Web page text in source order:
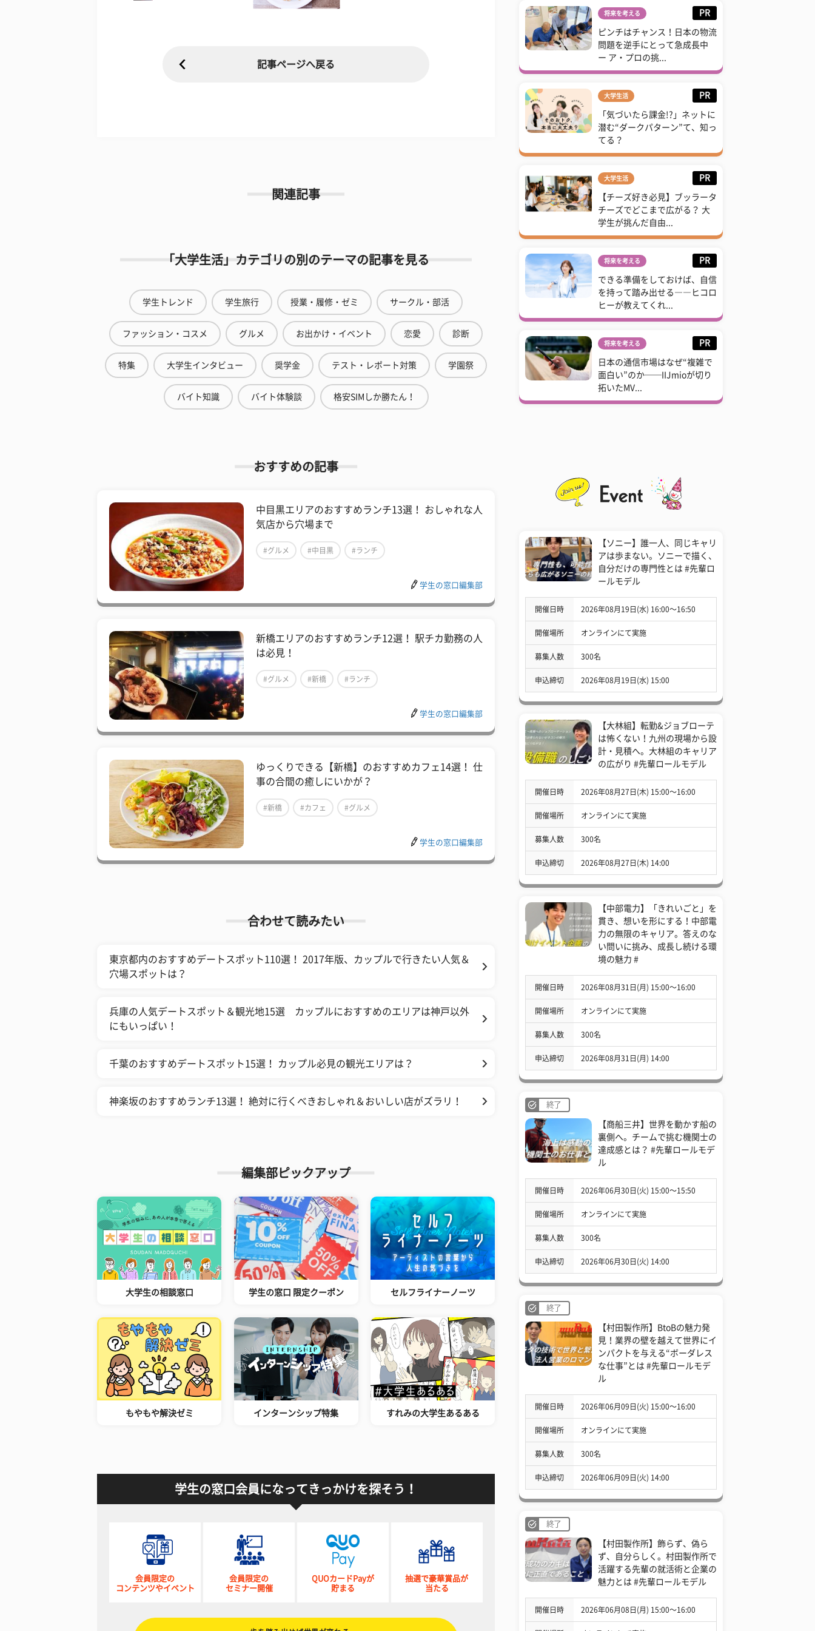
記事ページへ戻る
関連記事
「大学生活」カテゴリの別のテーマの記事を見る
学生トレンド 学生旅行 授業・履修・ゼミ サークル・部活
ファッション・コスメ グルメ お出かけ・イベント 恋愛 診断
特集 大学生インタビュー 奨学金 テスト・レポート対策 学園祭
バイト知識 バイト体験談 格安SIMしか勝たん！
おすすめの記事
中目黒エリアのおすすめランチ13選！ おしゃれな人
気店から穴場まで
#グルメ #中目黒 #ランチ
学生の窓口編集部
新橋エリアのおすすめランチ12選！ 駅チカ勤務の人
は必見！
#グルメ #新橋 #ランチ
学生の窓口編集部
ゆっくりできる【新橋】のおすすめカフェ14選！ 仕
事の合間の癒しにいかが？
#新橋 #カフェ #グルメ
学生の窓口編集部
合わせて読みたい
東京都内のおすすめデートスポット110選！ 2017年版、カップルで行きたい人気＆
穴場スポットは？
兵庫の人気デートスポット＆観光地15選 カップルにおすすめのエリアは神戸以外
にもいっぱい！
千葉のおすすめデートスポット15選！ カップル必見の観光エリアは？
神楽坂のおすすめランチ13選！ 絶対に行くべきおしゃれ＆おいしい店がズラリ！
編集部ピックアップ
大学生の相談窓口 学生の窓口 限定クーポン セルフライナーノーツ
もやもや解決ゼミ インターンシップ特集 すれみの大学生あるある
学生の窓口会員になってきっかけを探そう！
会員限定の
コンテンツやイベント
会員限定の
セミナー開催
QUOカードPayが
貯まる
抽選で豪華賞品が
当たる
将来を考える PR
ピンチはチャンス！日本の物流
問題を逆手にとって急成長中
ー ア・プロの挑...
大学生活 PR
「気づいたら課金!?」ネットに
潜む“ダークパターン”て、知っ
てる？
大学生活 PR
【チーズ好き必見】ブッラータ
チーズでどこまで広がる？ 大
学生が挑んだ自由...
将来を考える PR
できる準備をしておけば、自信
を持って踏み出せる――ヒコロ
ヒーが教えてくれ...
将来を考える PR
日本の通信市場はなぜ“複雑で
面白い”のか──IIJmioが切り
拓いたMV...
【ソニー】誰一人、同じキャリ
アは歩まない。ソニーで描く、
自分だけの専門性とは #先輩ロ
ールモデル
開催日時 2026年08月19日(水) 16:00〜16:50
開催場所 オンラインにて実施
募集人数 300名
申込締切 2026年08月19日(水) 15:00
【大林組】転勤&ジョブローテ
は怖くない！九州の現場から設
計・見積へ。大林組のキャリア
の広がり #先輩ロールモデル
開催日時 2026年08月27日(木) 15:00〜16:00
開催場所 オンラインにて実施
募集人数 300名
申込締切 2026年08月27日(木) 14:00
【中部電力】「きれいごと」を
貫き、想いを形にする！中部電
力の無限のキャリア。答えのな
い問いに挑み、成長し続ける環
境の魅力 #
開催日時 2026年08月31日(月) 15:00〜16:00
開催場所 オンラインにて実施
募集人数 300名
申込締切 2026年08月31日(月) 14:00
終了
【商船三井】世界を動かす船の
裏側へ。チームで挑む機関士の
達成感とは？ #先輩ロールモデ
ル
開催日時 2026年06月30日(火) 15:00〜15:50
開催場所 オンラインにて実施
募集人数 300名
申込締切 2026年06月30日(火) 14:00
終了
【村田製作所】BtoBの魅力発
見！業界の壁を越えて世界にイ
ンパクトを与える“ボーダレス
な仕事”とは #先輩ロールモデ
ル
開催日時 2026年06月09日(火) 15:00〜16:00
開催場所 オンラインにて実施
募集人数 300名
申込締切 2026年06月09日(火) 14:00
終了
【村田製作所】飾らず、偽ら
ず、自分らしく。村田製作所で
活躍する先輩の就活術と企業の
魅力とは #先輩ロールモデル
開催日時 2026年06月08日(月) 15:00〜16:00